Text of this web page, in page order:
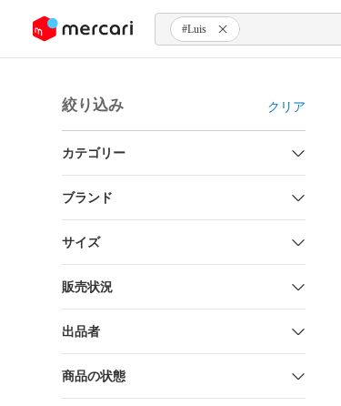
ツにスキップ #Luis
絞り込み クリア
カテゴリー
ブランド
サイズ
販売状況
出品者
商品の状態